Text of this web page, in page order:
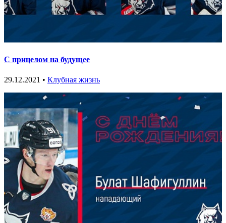
С прицелом на будущее
29.12.2021 • Клубная жизнь